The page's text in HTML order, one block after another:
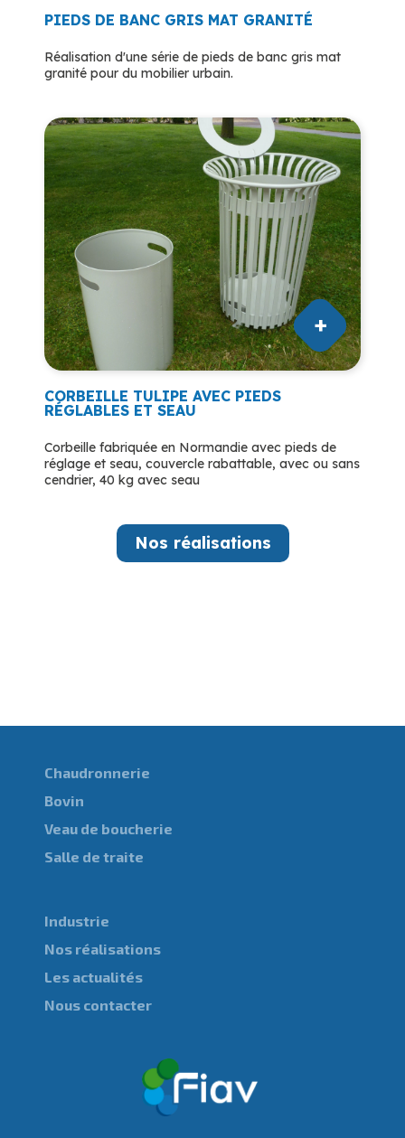
PIEDS DE BANC GRIS MAT GRANITÉ
Réalisation d'une série de pieds de banc gris mat
granité pour du mobilier urbain.
CORBEILLE TULIPE AVEC PIEDS
RÉGLABLES ET SEAU
Corbeille fabriquée en Normandie avec pieds de
réglage et seau, couvercle rabattable, avec ou sans
cendrier, 40 kg avec seau
Nos réalisations
Chaudronnerie
Bovin
Veau de boucherie
Salle de traite
Industrie
Nos réalisations
Les actualités
Nous contacter